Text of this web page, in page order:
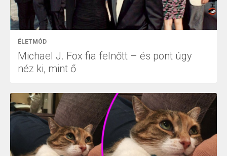
ÉLETMÓD
Michael J. Fox fia felnőtt – és pont úgy
néz ki, mint ő